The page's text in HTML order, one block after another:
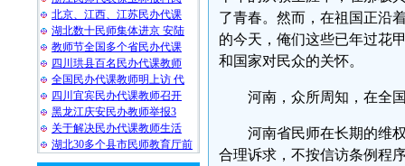
北京、江西、江苏民办代课
湖北数十民师集体进京 安陆
教师节全国多个省民办代课
四川珙县百名民办代课教师
全国民办代课教师明上访 代
四川宜宾民办代课教师召开
黑龙江庆安民办教师举报3
关于解决民办代课教师生活
湖北30多个县市民师教育厅前
了青春。然而，在祖国正沿
的今天，俺们这些已年过花
和国家对民众的关怀。
河南，众所周知，在全
河南省民师在长期的维
合理诉求，不按信访条例程